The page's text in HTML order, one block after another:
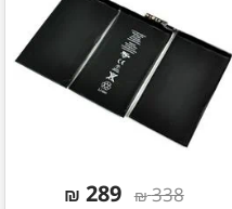
338
₪
289
₪